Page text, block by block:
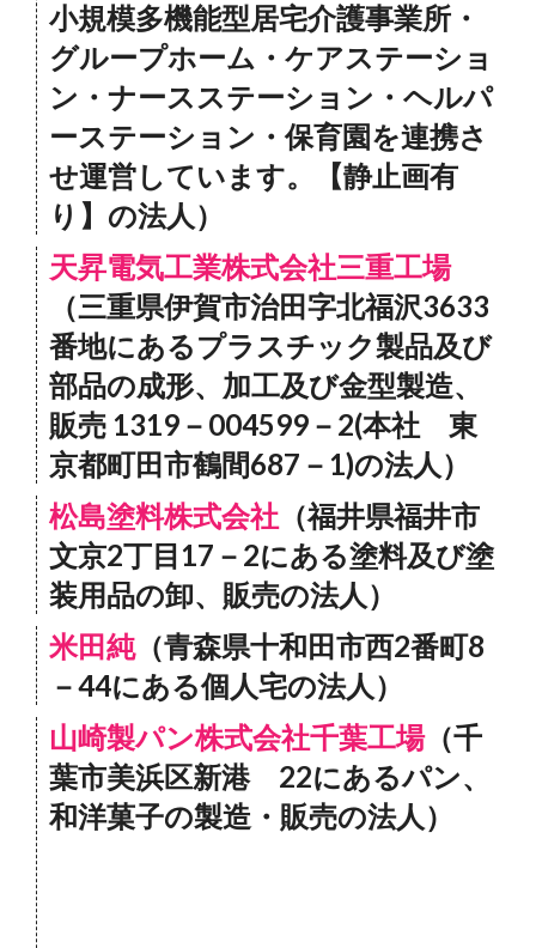
小規模多機能型居宅介護事業所・
グループホーム・ケアステーショ
ン・ナースステーション・ヘルパ
ーステーション・保育園を連携さ
せ運営しています。【静止画有
り】の法人）
天昇電気工業株式会社三重工場
（三重県伊賀市治田字北福沢3633
番地にあるプラスチック製品及び
部品の成形、加工及び金型製造、
販売 1319－004599－2(本社 東
京都町田市鶴間687－1)の法人）
松島塗料株式会社 （福井県福井市
文京2丁目17－2にある塗料及び塗
装用品の卸、販売の法人）
米田純（青森県十和田市西2番町8
－44にある個人宅の法人）
山崎製パン株式会社千葉工場（千
葉市美浜区新港 22にあるパン、
和洋菓子の製造・販売の法人）